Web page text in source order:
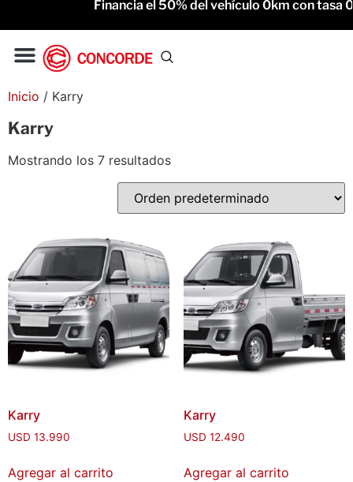
Financia el 50% del vehículo 0km con tasa
Inicio / Karry
Karry
Mostrando los 7 resultados
Karry
USD 13.990
Agregar al carrito
Karry
USD 12.490
Agregar al carrito